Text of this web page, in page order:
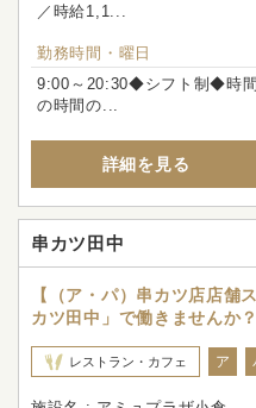
／時給1,1...
勤務時間・曜日
9:00～20:30◆シフト制◆時
の時間の...
詳細を見る
串カツ田中
【（ア・パ）串カツ店店舗
カツ田中」で働きませんか？
レストラン・カフェ ア